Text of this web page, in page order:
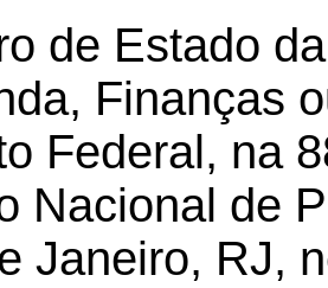
de Estado
Finanças
Federal, na
Nacional de
Janeiro, RJ,